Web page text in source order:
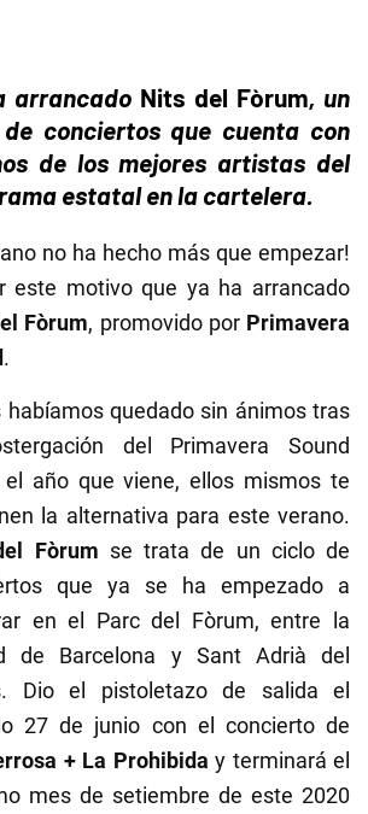
arrancado Nits del Fòrum, un
conciertos que cuenta con
de los mejores artistas del
estatal en la cartelera.
no ha hecho más que empezar!
este motivo que ya ha arrancado
Fòrum, promovido por Primavera
.
habíamos quedado sin ánimos tras
del Primavera Sound
el año que viene, ellos mismos te
la alternativa para este verano.
Fòrum se trata de un ciclo de
que ya se ha empezado a
en el Parc del Fòrum, entre la
de Barcelona y Sant Adrià del
Dio el pistoletazo de salida el
27 de junio con el concierto de
+ La Prohibida y terminará el
mes de setiembre de este 2020